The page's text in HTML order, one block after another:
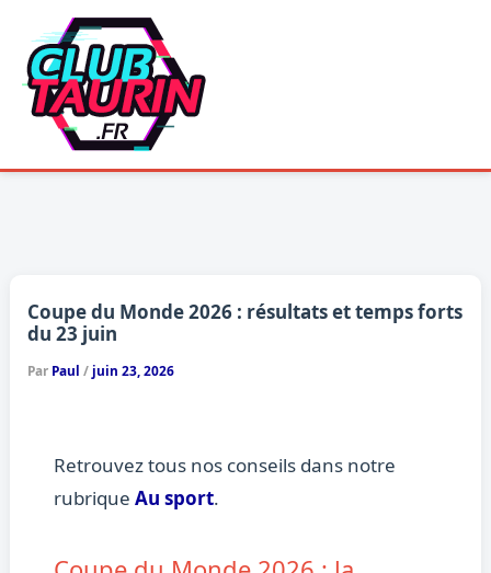
contenu
Coupe du Monde 2026 : résultats et temps forts
du 23 juin
Par Paul / juin 23, 2026
Retrouvez tous nos conseils dans notre
rubrique Au sport.